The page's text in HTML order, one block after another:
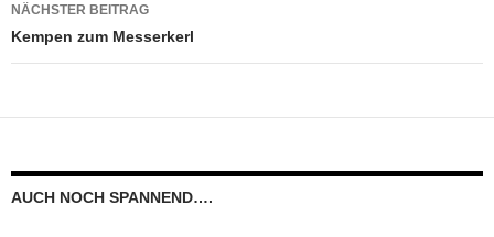
NÄCHSTER BEITRAG
Kempen zum Messerkerl
AUCH NOCH SPANNEND….